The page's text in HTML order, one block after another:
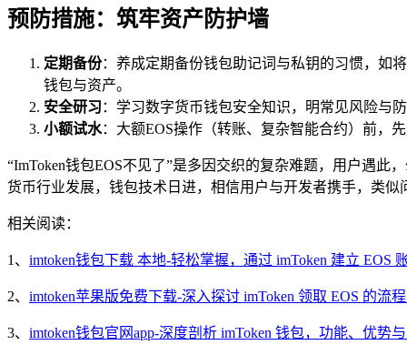
预防措施：筑牢资产防护墙
定期备份：养成定期备份钱包助记词与私钥的习惯，如
钱包与资产。
安全研习 ：学习数字货币钱包安全知识，明常见风险与
小额试水：大额EOS操作（转账、复杂智能合约）前，
“ImToken钱包EOS不见了”是多因交织的复杂难题，用户遇
货币行业发展，钱包技术日进，相信用户与开发者携手，类
相关阅读：
1、 imtoken钱包下载 本地-轻松掌握，通过 imToken 建立 EOS
2、 imtoken苹果版免费下载-深入探讨 imToken 领取 EOS 的流
3、 imtoken钱包官网app-深度剖析 imToken 钱包，功能、优势